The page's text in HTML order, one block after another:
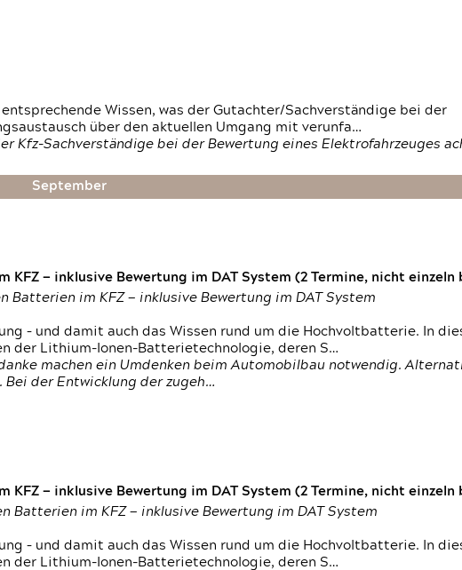
Wissen, was der Gutachter/Sachverständige bei der
über den aktuellen Umgang mit verunfa…
Kfz-Sachverständige bei der Bewertung eines Elektrofahrzeuges
September
— inklusive Bewertung im DAT System (2 Termine, nicht einzeln
Batterien im KFZ — inklusive Bewertung im DAT System
– und damit auch das Wissen rund um die Hochvoltbatterie. In
der Lithium-Ionen-Batterietechnologie, deren S…
machen ein Umdenken beim Automobilbau notwendig.
der Entwicklung der zugeh…
— inklusive Bewertung im DAT System (2 Termine, nicht einzeln
Batterien im KFZ — inklusive Bewertung im DAT System
– und damit auch das Wissen rund um die Hochvoltbatterie. In
der Lithium-Ionen-Batterietechnologie, deren S…